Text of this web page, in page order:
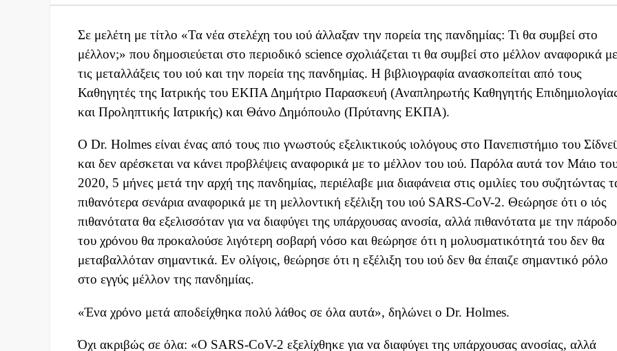
Σε μελέτη με τίτλο «Τα νέα στελέχη του ιού άλλαξαν την πορεία της πανδημίας: Τι θα συμβεί στο
μέλλον;» που δημοσιεύεται στο περιοδικό science σχολιάζεται τι θα συμβεί στο μέλλον αναφορικά με
τις μεταλλάξεις του ιού και την πορεία της πανδημίας. H βιβλιογραφία ανασκοπείται από τους
Καθηγητές της Ιατρικής του ΕΚΠΑ Δημήτριο Παρασκευή (Αναπληρωτής Καθηγητής
και Προληπτικής Ιατρικής) και Θάνο Δημόπουλο (Πρύτανης ΕΚΠΑ).
Ο Dr. Holmes είναι ένας από τους πιο γνωστούς εξελικτικούς ιολόγους στο Πανεπιστήμιο του
και δεν αρέσκεται να κάνει προβλέψεις αναφορικά με το μέλλον του ιού. Παρόλα αυτά τον Μάιο
2020, 5 μήνες μετά την αρχή της πανδημίας, περιέλαβε μια διαφάνεια στις ομιλίες του συζητώντας
πιθανότερα σενάρια αναφορικά με τη μελλοντική εξέλιξη του ιού SARS-CoV-2. Θεώρησε ότι ο ιός
πιθανότατα θα εξελισσόταν για να διαφύγει της υπάρχουσας ανοσία, αλλά πιθανότατα με την πάροδο
του χρόνου θα προκαλούσε λιγότερη σοβαρή νόσο και θεώρησε ότι η μολυσματικότητά του δεν θα
μεταβαλλόταν σημαντικά. Εν ολίγοις, θεώρησε ότι η εξέλιξη του ιού δεν θα έπαιζε σημαντικό ρόλο
στο εγγύς μέλλον της πανδημίας.
«Ένα χρόνο μετά αποδείχθηκα πολύ λάθος σε όλα αυτά», δηλώνει ο Dr. Holmes.
Όχι ακριβώς σε όλα: «Ο SARS-CoV-2 εξελίχθηκε για να διαφύγει της υπάρχουσας ανοσίας, αλλά